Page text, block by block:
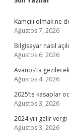
Kamçılı olmak ne
Ağustos 7, 2026
Bilgisayar nasıl
Ağustos 6, 2026
Avanos’ta
Ağustos 4, 2026
2025’te kasaplar
Ağustos 3, 2026
2024 yılı gelir
Ağustos 3, 2026